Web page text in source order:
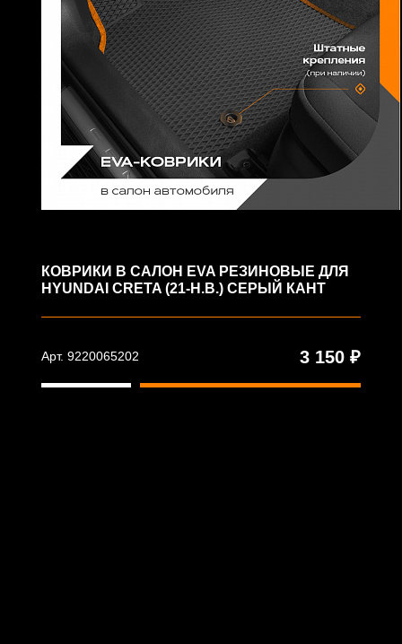
КОВРИКИ В САЛОН EVA РЕЗИНОВЫЕ ДЛЯ
HYUNDAI CRETA (21-Н.В.) СЕРЫЙ КАНТ
Арт. 9220065202 3 150 ₽